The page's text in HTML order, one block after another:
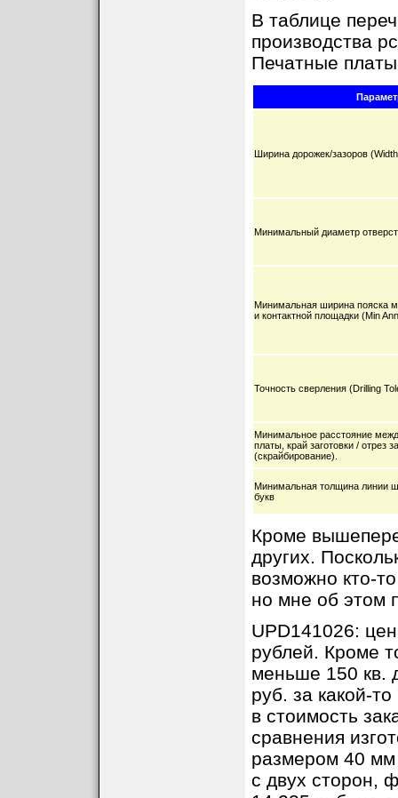
В таблице
производства
Печатные
Ширина дорожек/зазоров
Минимальный диаметр
Минимальная ширина пояска
и контактной площадки (Min
Точность сверления (Drilling
Минимальное расстояние
платы, край заготовки / отрез
(скрайбирование).
Минимальная толщина линии
букв
Кроме
других.
возможно кто-
но мне об этом
UPD141026:
рублей. Кроме
меньше 150 кв.
руб. за какой-
в стоимость
сравнения
размером 40
с двух сторон,